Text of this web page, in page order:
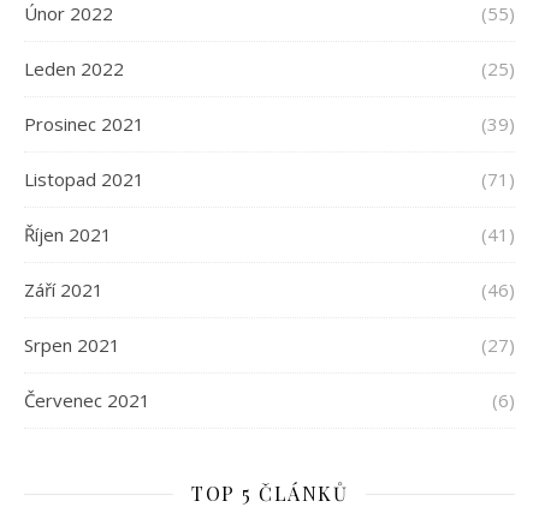
Únor 2022 (55)
Leden 2022 (25)
Prosinec 2021 (39)
Listopad 2021 (71)
Říjen 2021 (41)
Září 2021 (46)
Srpen 2021 (27)
Červenec 2021 (6)
TOP 5 ČLÁNKŮ